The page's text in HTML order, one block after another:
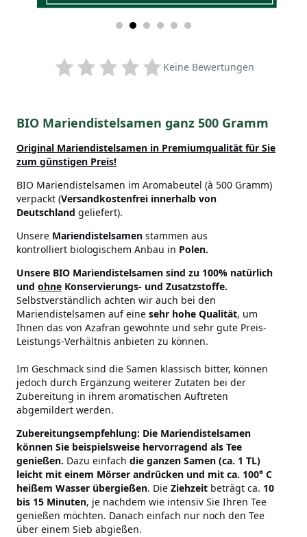
Keine Bewertungen
BIO Mariendistelsamen ganz 500 Gramm
Original Mariendistelsamen in Premiumqualität für Sie
zum günstigen Preis!
BIO Mariendistelsamen im Aromabeutel (à 500 Gramm)
verpackt (Versandkostenfrei innerhalb von
Deutschland geliefert).
Unsere Mariendistelsamen stammen aus
kontrolliert biologischem Anbau in Polen.
Unsere BIO Mariendistelsamen sind zu 100% natürlich
und ohne Konservierungs- und Zusatzstoffe.
Selbstverständlich achten wir auch bei den
Mariendistelsamen auf eine sehr hohe Qualität, um
Ihnen das von Azafran gewohnte und sehr gute Preis-
Leistungs-Verhältnis anbieten zu können.
Im Geschmack sind die Samen klassisch bitter, können
jedoch durch Ergänzung weiterer Zutaten bei der
Zubereitung in ihrem aromatischen Auftreten
abgemildert werden.
Zubereitungsempfehlung: Die Mariendistelsamen
können Sie beispielsweise hervorragend als Tee
genießen. Dazu einfach die ganzen Samen (ca. 1 TL)
leicht mit einem Mörser andrücken und mit ca. 100° C
heißem Wasser übergießen. Die Ziehzeit beträgt ca. 10
bis 15 Minuten, je nachdem wie intensiv Sie Ihren Tee
genießen möchten. Danach einfach nur noch den Tee
über einem Sieb abgießen.